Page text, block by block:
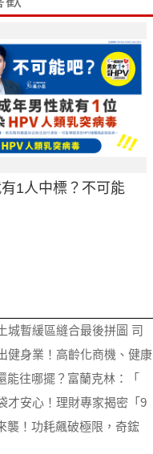
1人中標？不可能
城暫緩區縫合最後拼圖 司
健身業！高齡化商機、健康
能往哪擺？富蘭克林：「
才安心！理財專家揭密「9
襲！功耗飆破極限，奇鋐